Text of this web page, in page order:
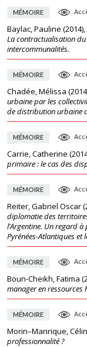
MÉMOIRE
Baylac, Pauline (2014),
La contractualisation
intercommunalités.
MÉMOIRE
Chadée, Mélissa (2014
urbaine par les
de distribution urbaine
MÉMOIRE
Carrie, Catherine (
primaire : le cas des
MÉMOIRE
Reiter, Gabriel Oscar(
diplomatie des
l’Argentine. Un regard
Pyrénées-Atlantiques et
MÉMOIRE
Boun-Cheikh, Fatima (
manager en ressources
MÉMOIRE
Morin–Manrique,
professionnalité ?